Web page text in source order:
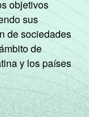
objetivos
sus
de sociedades
de
y los países